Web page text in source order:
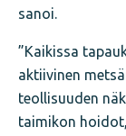
sanoi.
”Kaikissa
aktiivinen
teollisuuden
taimikon